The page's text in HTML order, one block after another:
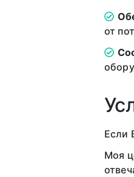
от
Если
Моя